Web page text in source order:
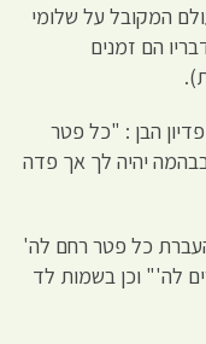
המקובל על שלומי
הם זמנים
הבן : "כל פטר
יהיה לך אך פדה
כל פטר רחם לה'
לה'" וכן בשמות לד